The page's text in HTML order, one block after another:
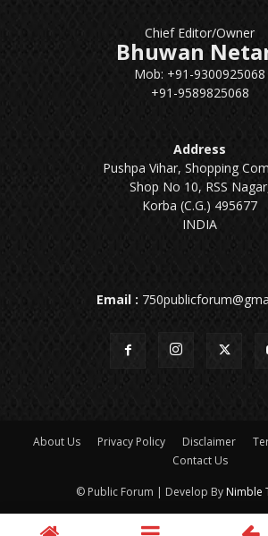
Chief Editor/Owner
Bhuwan
Mob: +91-9300925068
+91-9589825068
Address
Pushpa Vihar, Shopping
Shop No 10, RSS
Korba (C.G.) 495677
INDIA
Email :
About Us Privacy Policy Disclaimer
Contact Us
© Public Forum | Develop By Nimble